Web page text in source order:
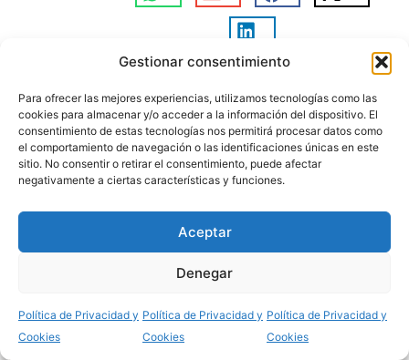
Gestionar consentimiento
Para ofrecer las mejores experiencias, utilizamos tecnologías como las
cookies para almacenar y/o acceder a la información del dispositivo. El
consentimiento de estas tecnologías nos permitirá procesar datos como
el comportamiento de navegación o las identificaciones únicas en este
sitio. No consentir o retirar el consentimiento, puede afectar
negativamente a ciertas características y funciones.
Aceptar
Denegar
Política de Privacidad y
Cookies
Política de Privacidad y
Cookies
Política de Privacidad y
Cookies
Noticias relacionadas
LECTIO DIVINA Domingo 20, tiempo
ordinario: 16 de agosto
de 2026
LECTIO DIVINA Asunción de de la Virgen